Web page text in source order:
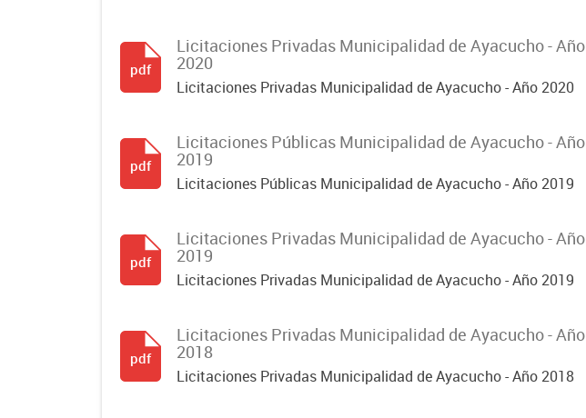
Licitaciones Privadas Municipalidad de Ayacucho - Año
2020
Licitaciones Privadas Municipalidad de Ayacucho - Año 2020
pdf
Licitaciones Públicas Municipalidad de Ayacucho - Año
2019
Licitaciones Públicas Municipalidad de Ayacucho - Año 2019
pdf
Licitaciones Privadas Municipalidad de Ayacucho - Año
2019
Licitaciones Privadas Municipalidad de Ayacucho - Año 2019
pdf
Licitaciones Privadas Municipalidad de Ayacucho - Año
2018
Licitaciones Privadas Municipalidad de Ayacucho - Año 2018
pdf